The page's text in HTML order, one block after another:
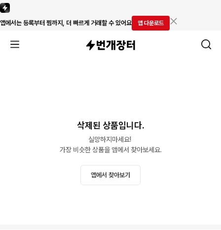
앱에서는 등록부터 찜까지, 더 빠르게 거래할 수 있어요 앱 다운로드
삭제된 상품입니다.
실망하지마세요!
가장 비슷한 상품을 앱에서 찾아보세요.
앱에서 찾아보기